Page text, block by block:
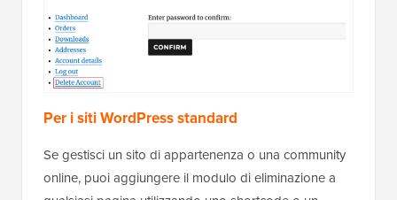
Per i siti WordPress standard
Se gestisci un sito di appartenenza o una community
online, puoi aggiungere il modulo di eliminazione a